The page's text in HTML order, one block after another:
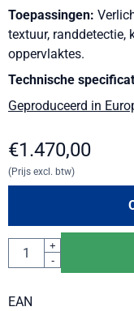
Toepassingen:
textuur, randdetectie,
oppervlaktes.
Technische
Geproduceerd in
€1.470,00
(Prijs excl. btw)
Aantal
+
-
EAN